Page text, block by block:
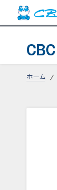
ホーム